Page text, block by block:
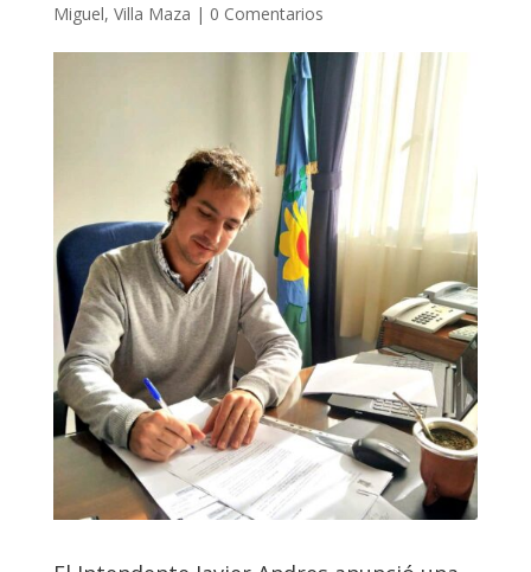
Miguel, Villa Maza | 0 Comentarios